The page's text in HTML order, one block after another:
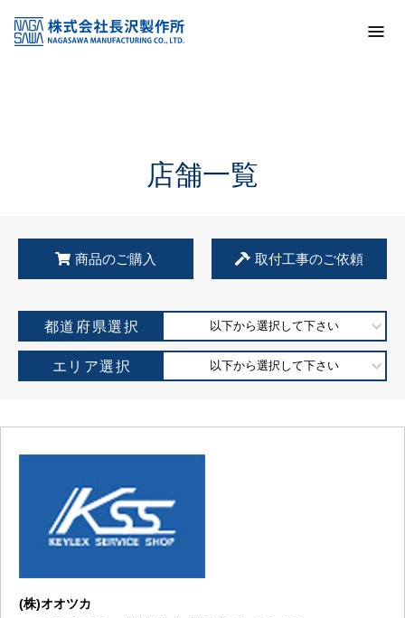
KSS加盟店・取扱店情報
店舗一覧
店舗一覧
商品のご購入 取付工事のご依頼
都道府県選択 以下から選択して下さい
エリア選択 以下から選択して下さい
(株)オオツカ